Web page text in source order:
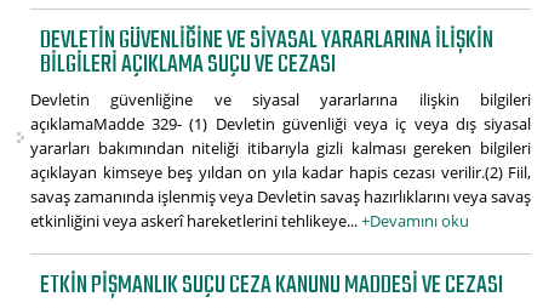
DEVLETIN GÜVENLIĞINE VE SIYASAL YARARLARINA ILIŞKIN
BILGILERI AÇIKLAMA SUÇU VE CEZASI
Devletin güvenliğine ve siyasal yararlarına ilişkin bilgileri
açıklamaMadde 329- (1) Devletin güvenliği veya iç veya dış siyasal
yararları bakımından niteliği itibarıyla gizli kalması gereken bilgileri
açıklayan kimseye beş yıldan on yıla kadar hapis cezası verilir.(2) Fiil,
savaş zamanında işlenmiş veya Devletin savaş hazırlıklarını veya savaş
etkinliğini veya askerî hareketlerini tehlikeye...+Devamını oku
ETKIN PIŞMANLIK SUÇU CEZA KANUNU MADDESI VE CEZASI